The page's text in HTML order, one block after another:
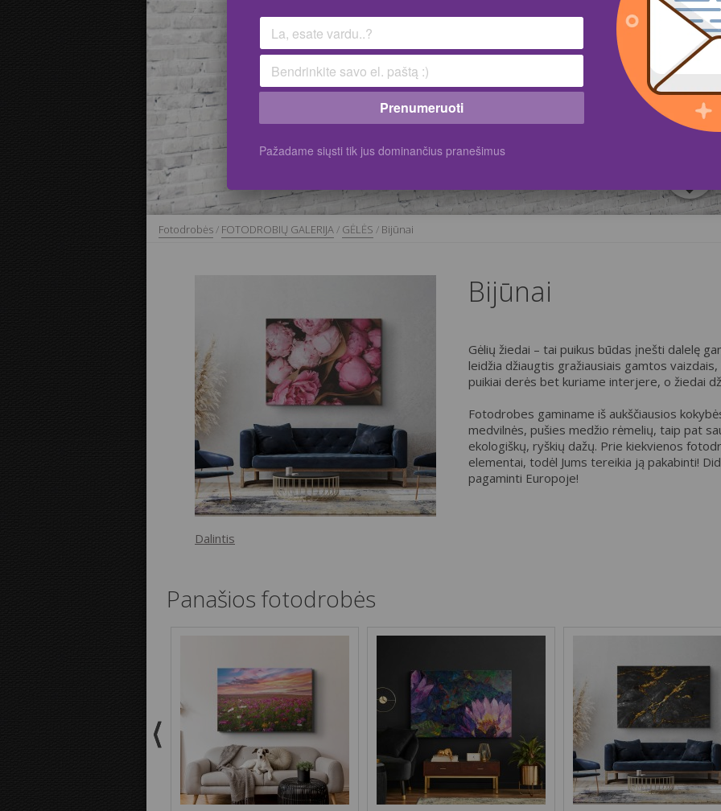
Fotodrobės/ FOTODROBIŲ GALERIJA/ GĖLĖS / Bijūnai
Bijūnai
Gėlių žiedai – tai puikus būdas įnešti dalelę
leidžia džiaugtis gražiausiais gamtos
puikiai derės bet kuriame interjere, o žiedai
Fotodrobes gaminame iš aukščiausios
medvilnės, pušies medžio rėmelių, taip pat
ekologiškų, ryškių dažų. Prie kiekvienos
elementai, todėl Jums tereikia ją pakabinti!
pagaminti Europoje!
Dalintis
Panašios fotodrobės
Prenumeruoti
Pažadame siųsti tik jus dominančius pranešimus